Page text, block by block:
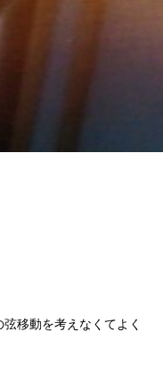
移動を考えなくてよく